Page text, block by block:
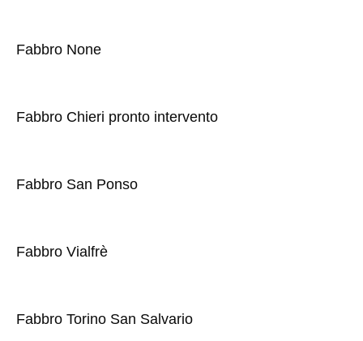
Fabbro None
Fabbro Chieri pronto intervento
Fabbro San Ponso
Fabbro Vialfrè
Fabbro Torino San Salvario